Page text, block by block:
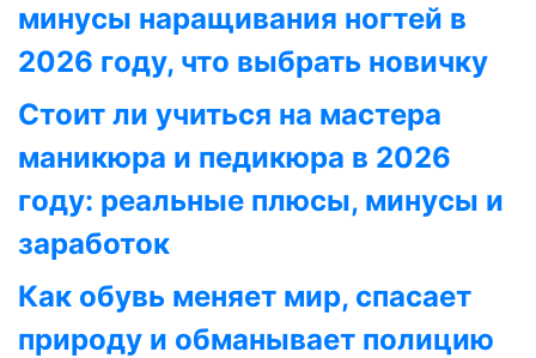
минусы наращивания ногтей в
2026 году, что выбрать новичку
Стоит ли учиться на мастера
маникюра и педикюра в 2026
году: реальные плюсы, минусы и
заработок
Как обувь меняет мир, спасает
природу и обманывает полицию